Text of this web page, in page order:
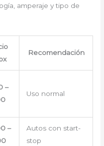
amperaje y tipo de
Recomendación
–
Uso normal
–
Autos con start-
stop